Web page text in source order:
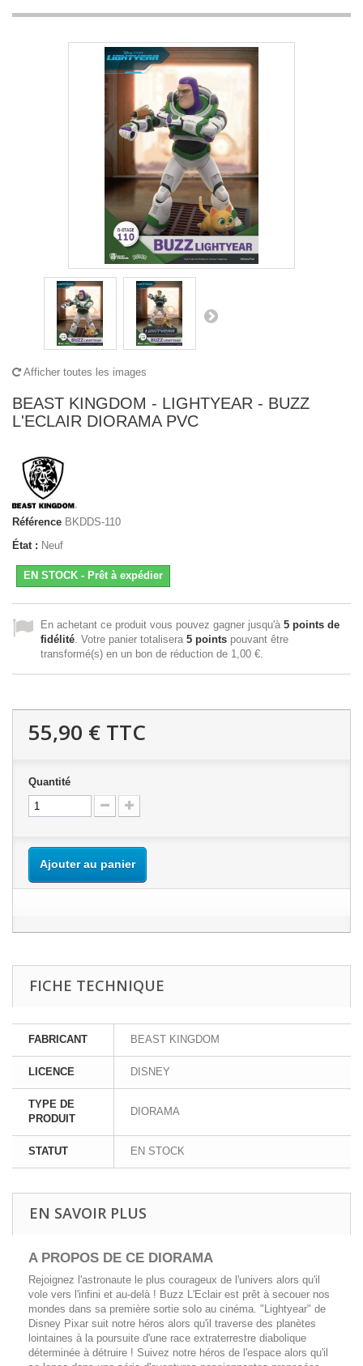
Afficher toutes les images
BEAST KINGDOM - LIGHTYEAR - BUZZ
L'ECLAIR DIORAMA PVC
Référence BKDDS-110
État : Neuf
EN STOCK - Prêt à expédier
En achetant ce produit vous pouvez gagner jusqu'à 5 points de
fidélité . Votre panier totalisera 5 points pouvant être
transformé(s) en un bon de réduction de 1,00 €
55,90 € TTC
Quantité
Ajouter au panier
FICHE TECHNIQUE
FABRICANT BEAST KINGDOM
LICENCE DISNEY
TYPE DE
PRODUIT
DIORAMA
STATUT EN STOCK
EN SAVOIR PLUS
A PROPOS DE CE DIORAMA
Rejoignez l'astronaute le plus courageux de l'univers alors qu'il
vole vers l'infini et au-delà ! Buzz L'Eclair est prêt à secouer nos
mondes dans sa première sortie solo au cinéma. "Lightyear" de
Disney Pixar suit notre héros alors qu'il traverse des planètes
lointaines à la poursuite d'une race extraterrestre diabolique
déterminée à détruire ! Suivez notre héros de l'espace alors qu'il